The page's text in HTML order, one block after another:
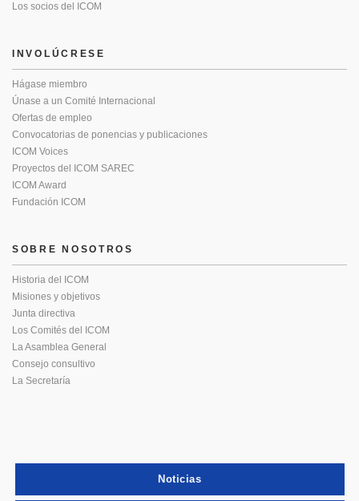
Los socios del ICOM
INVOLÚCRESE
Hágase miembro
Únase a un Comité Internacional
Ofertas de empleo
Convocatorias de ponencias y publicaciones
ICOM Voices
Proyectos del ICOM SAREC
ICOM Award
Fundación ICOM
SOBRE NOSOTROS
Historia del ICOM
Misiones y objetivos
Junta directiva
Los Comités del ICOM
La Asamblea General
Consejo consultivo
La Secretaría
Noticias